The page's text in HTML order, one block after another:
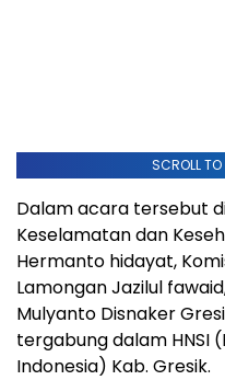
SCROLL TO
Dalam acara tersebut
Keselamatan dan
Hermanto hidayat,
Lamongan Jazilul
Mulyanto Disnaker
tergabung dalam HNSI
Indonesia) Kab. Gresik.